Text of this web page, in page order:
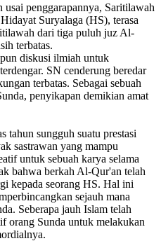
usai penggarapannya, Saritilawah
Suryalaga (HS), terasa
dari tiga puluh juz Al-
terbatas.
diskusi ilmiah untuk
SN cenderung beredar
terbatas. Sebagai sebuah
penyikapan demikian amat
tahun sungguh suatu prestasi
sastrawan yang mampu
untuk sebuah karya selama
bahwa berkah Al-Qur'an telah
kepada seorang HS. Hal ini
sejauh mana
Seberapa jauh Islam telah
orang Sunda untuk melakukan